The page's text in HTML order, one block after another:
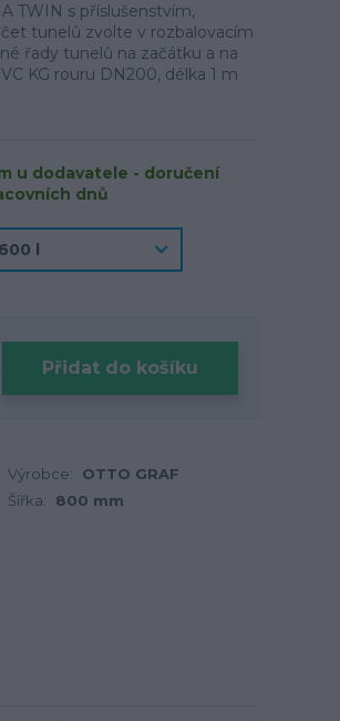
TWIN s příslušenstvím,
tunelů zvolte v rozbalovacím
řady tunelů na začátku a na
KG rouru DN200, délka 1 m
u dodavatele - doručení
dnů
Přidat do košíku
Výrobce:
OTTO GRAF
Šířka:
800 mm